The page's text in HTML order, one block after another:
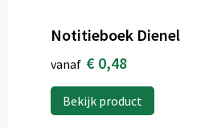
Notitieboek Dienel
vanaf € 0,48
Bekijk product